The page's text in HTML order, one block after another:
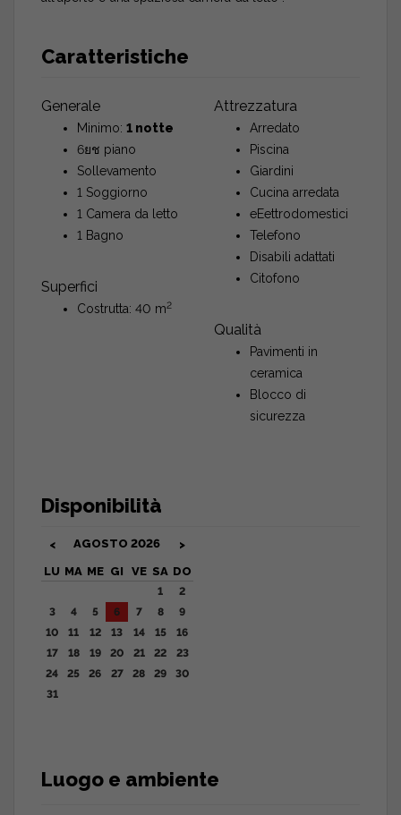
Caratteristiche
Generale
Minimo: 1 notte
6ยช piano
Sollevamento
1 Soggiorno
1 Camera da letto
1 Bagno
Superfici
Costrutta: 40 m2
Attrezzatura
Arredato
Piscina
Giardini
Cucina arredata
eEettrodomestici
Telefono
Disabili adattati
Citofono
Qualità
Pavimenti in
ceramica
Blocco di
sicurezza
Disponibilità
< AGOSTO 2026
>
LU MA ME GI VE SA DO
1
2
3
4 5 6 7 8
9
10
11 12 13 14 15
16
17
18 19 20 21 22
23
24
25 26 27 28 29
30
31
Luogo e ambiente